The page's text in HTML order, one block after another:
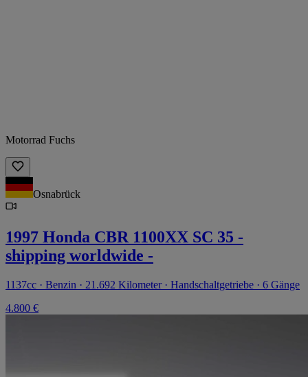
Motorrad Fuchs
Osnabrück
1997 Honda CBR 1100XX SC 35 -
shipping worldwide -
1137cc · Benzin · 21.692 Kilometer · Handschaltgetriebe · 6 Gänge
4.800 €